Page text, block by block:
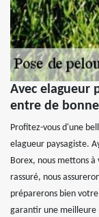
Avec elagueur
entre de
Profitez-vous d'une
elagueur paysagiste.
Borex, nous mettons à
rassuré, nous
préparerons bien
garantir une meilleure